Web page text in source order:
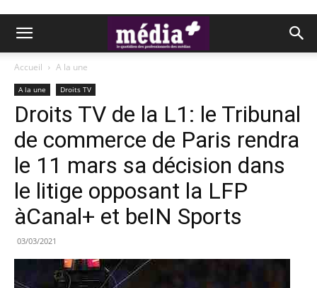
Accueil A la une
A la une Droits TV
Droits TV de la L1: le Tribunal
de commerce de Paris rendra
le 11 mars sa décision dans
le litige opposant la LFP
àCanal+ et beIN Sports
03/03/2021